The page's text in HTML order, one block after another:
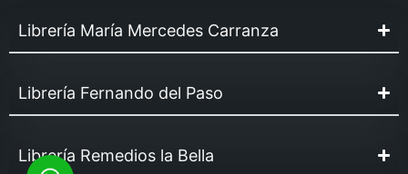
Librería María Mercedes Carranza
Librería Fernando del Paso
Librería Remedios la Bella